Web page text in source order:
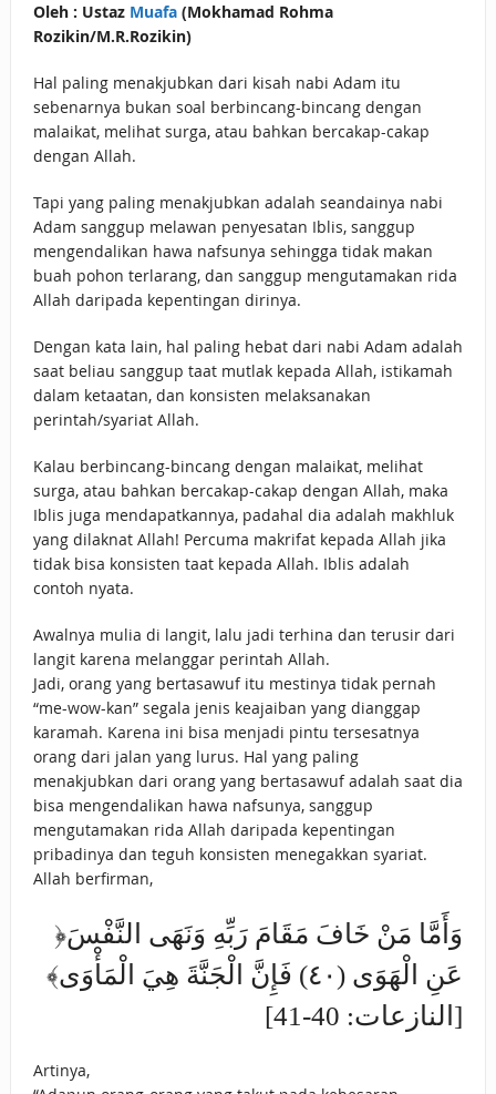
Oleh : Ustaz Muafa(Mokhamad Rohma
Rozikin/M.R.Rozikin)
Hal paling menakjubkan dari kisah nabi Adam itu
sebenarnya bukan soal berbincang-bincang dengan
malaikat, melihat surga, atau bahkan bercakap-cakap
dengan Allah.
Tapi yang paling menakjubkan adalah seandainya nabi
Adam sanggup melawan penyesatan Iblis, sanggup
mengendalikan hawa nafsunya sehingga tidak makan
buah pohon terlarang, dan sanggup mengutamakan rida
Allah daripada kepentingan dirinya.
Dengan kata lain, hal paling hebat dari nabi Adam adalah
saat beliau sanggup taat mutlak kepada Allah, istikamah
dalam ketaatan, dan konsisten melaksanakan
perintah/syariat Allah.
Kalau berbincang-bincang dengan malaikat, melihat
surga, atau bahkan bercakap-cakap dengan Allah, maka
Iblis juga mendapatkannya, padahal dia adalah makhluk
yang dilaknat Allah! Percuma makrifat kepada Allah jika
tidak bisa konsisten taat kepada Allah. Iblis adalah
contoh nyata.
Awalnya mulia di langit, lalu jadi terhina dan terusir dari
langit karena melanggar perintah Allah.
Jadi, orang yang bertasawuf itu mestinya tidak pernah
“me-wow-kan” segala jenis keajaiban yang dianggap
karamah. Karena ini bisa menjadi pintu tersesatnya
orang dari jalan yang lurus. Hal yang paling
menakjubkan dari orang yang bertasawuf adalah saat dia
bisa mengendalikan hawa nafsunya, sanggup
mengutamakan rida Allah daripada kepentingan
pribadinya dan teguh konsisten menegakkan syariat.
Allah berfirman,
﴿‌وَأَمَّا ‌مَنْ ‌خَافَ ‌مَقَامَ ‌رَبِّهِ ‌وَنَهَى النَّفْسَ
عَنِ الْهَوَى (٤٠) فَإِنَّ الْجَنَّةَ هِيَ الْمَأْوَى﴾
[النازعات: 40-41]
Artinya,